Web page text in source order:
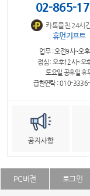
02-865-
카톡플친 24시
휴먼기프트
업무 : 오전9시~오
점심 : 오후12시~오
토요일,공휴일 휴
급한연락 : 010-
PC버전 로그인